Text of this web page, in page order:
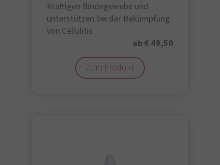
Kräftigen Bindegewebe und
unterstützen bei der Bekämpfung
von Cellulitis
ab € 49,50
Zum Produkt